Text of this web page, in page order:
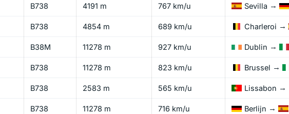
B738 4191 m 767 km/u Sevilla →
B738 4854 m 689 km/u Charleroi →
B38M 11278 m 927 km/u Dublin →
B738 11278 m 823 km/u Brussel →
B738 2583 m 565 km/u Lissabon →
B738 11278 m 716 km/u Berlijn →